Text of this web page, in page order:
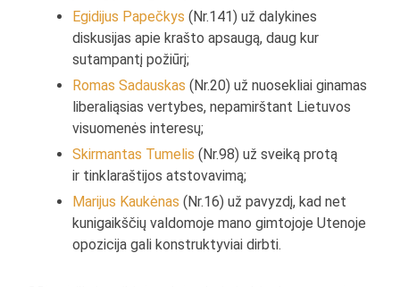
Egidijus Papečkys (Nr.141) už dalykines
diskusijas apie krašto apsaugą, daug kur
sutampantį požiūrį;
Romas Sadauskas (Nr.20) už nuosekliai ginamas
liberaliąsias vertybes, nepamirštant Lietuvos
visuomenės interesų;
Skirmantas Tumelis (Nr.98) už sveiką protą
ir tinklaraštijos atstovavimą;
Marijus Kaukėnas (Nr.16) už pavyzdį, kad net
kunigaikščių valdomoje mano gimtojoje Utenoje
opozicija gali konstruktyviai dirbti.